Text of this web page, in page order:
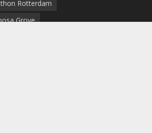
Rotterdam
Grove